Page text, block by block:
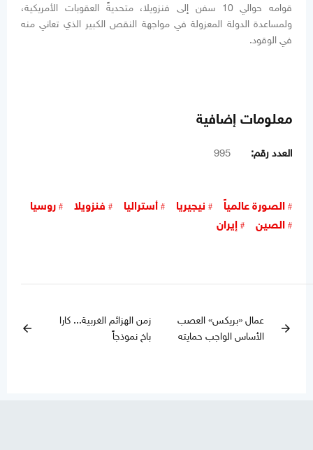
قوامه حوالي 10 سفن إلى فنزويلا، متحديةً العقوبات الأمريكية،
ولمساعدة الدولة المعزولة في مواجهة النقص الكبير الذي تعاني منه
في الوقود.
معلومات إضافية
العدد رقم: 995
الصورة عالمياً نيجيريا أستراليا فنزويلا
روسيا
الصين
إيران
arrow_forward
عمال «بريكس» العصب
الأساس الواجب حمايته
زمن الهزائم الغربية... كارا
باخ نموذجاً
arrow_back